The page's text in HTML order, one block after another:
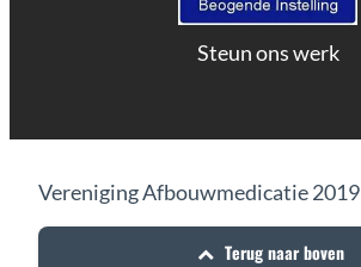
Steun ons werk
Vereniging Afbouwmedicatie 2019
Terug naar boven